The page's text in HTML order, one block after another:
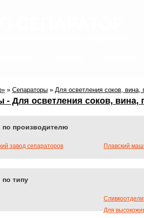
» Сепараторы » Для осветления соков, вина,
- Для осветления соков, вина,
по производителю
завод сепараторов
Плавский
типу
Для